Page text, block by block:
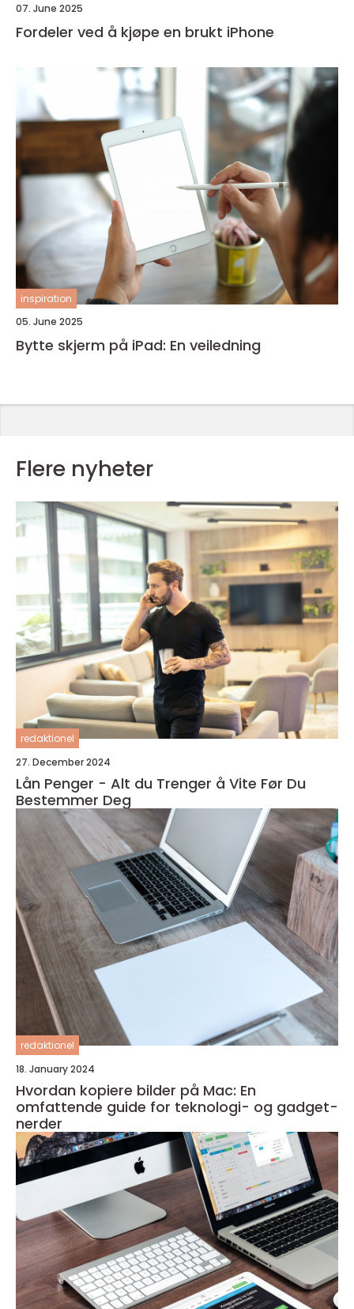
07. June 2025
Fordeler ved å kjøpe en brukt iPhone
inspiration
05. June 2025
Bytte skjerm på iPad: En veiledning
Flere nyheter
redaktionel
27. December 2024
Lån Penger - Alt du Trenger å Vite Før Du
Bestemmer Deg
redaktionel
18. January 2024
Hvordan kopiere bilder på Mac: En
omfattende guide for teknologi- og gadget-
nerder